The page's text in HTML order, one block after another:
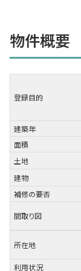
物件概要
登録目的
建築年
面積
土地
建物
補修の要否
間取り図
所在地
利用状況